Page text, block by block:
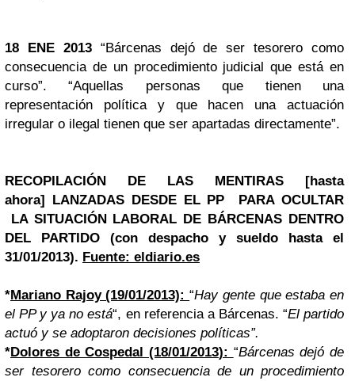
18 ENE 2013 “Bárcenas dejó de ser tesorero como
consecuencia de un procedimiento judicial que está en
curso”. “Aquellas personas que tienen una
representación política y que hacen una actuación
irregular o ilegal tienen que ser apartadas directamente”.
RECOPILACIÓN DE LAS MENTIRAS [hasta
ahora] LANZADAS DESDE EL PP PARA OCULTAR
LA SITUACIÓN LABORAL DE BÁRCENAS DENTRO
DEL PARTIDO (con despacho y sueldo hasta el
31/01/2013). Fuente: eldiario.es
*Mariano Rajoy (19/01/2013):“Hay gente que estaba en
el PP y ya no está“, en referencia a Bárcenas. “El partido
actuó y se adoptaron decisiones políticas”.
*Dolores de Cospedal (18/01/2013): “Bárcenas dejó de
ser tesorero como consecuencia de un procedimiento